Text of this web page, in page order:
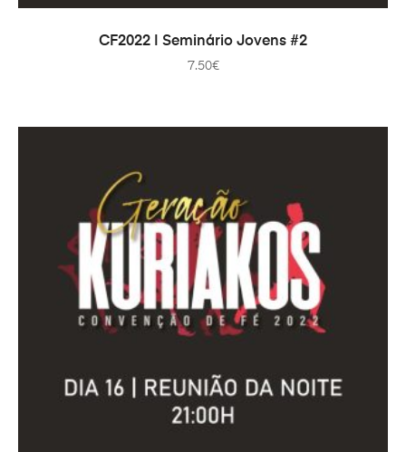
COMPRAR
CF2022 | Seminário Jovens #2
7.50€